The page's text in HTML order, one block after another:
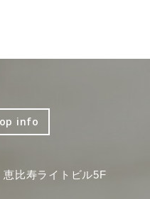
info
比寿ライトビル5F